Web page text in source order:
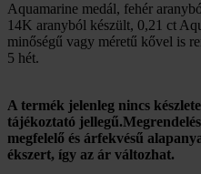
Aquamarine medál, fehér
14K aranyból készült, 0,21 ct
minőségű vagy méretű kővel is
5 hét.
A termék jelenleg nincs
tájékoztató
megfelelő és árfekvésű
ékszert, így az ár változhat.